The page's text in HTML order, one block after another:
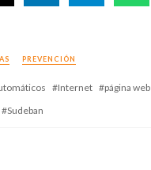
PREVENCIÓN
Internet
página web
Sudeban